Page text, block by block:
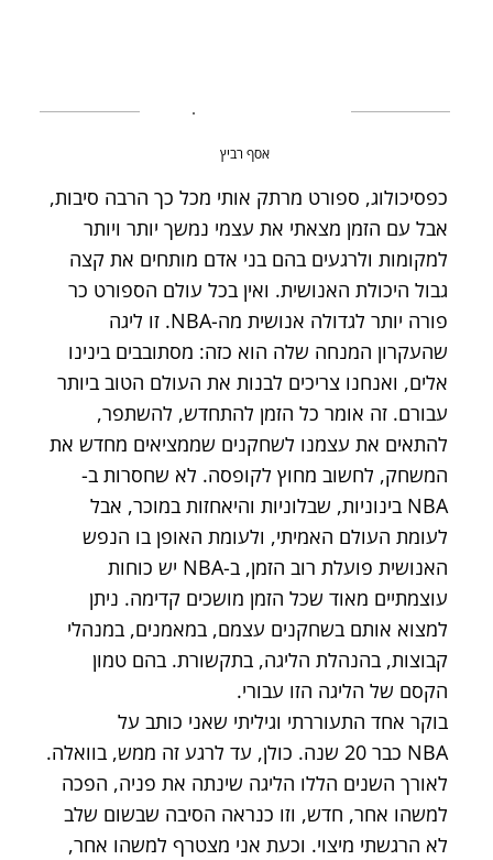
אסף רביץ
כפסיכולוג, ספורט מרתק אותי מכל כך הרבה סיבות,
אבל עם הזמן מצאתי את עצמי נמשך יותר ויותר
למקומות ולרגעים בהם בני אדם מותחים את קצה
גבול היכולת האנושית. ואין בכל עולם הספורט כר
פורה יותר לגדולה אנושית מה-NBA. זו ליגה
שהעקרון המנחה שלה הוא כזה: מסתובבים בינינו
אלים, ואנחנו צריכים לבנות את העולם הטוב ביותר
עבורם. זה אומר כל הזמן להתחדש, להשתפר,
להתאים את עצמנו לשחקנים שממציאים מחדש את
המשחק, לחשוב מחוץ לקופסה. לא שחסרות ב-
NBA בינוניות, שבלוניות והיאחזות במוכר, אבל
לעומת העולם האמיתי, ולעומת האופן בו הנפש
האנושית פועלת רוב הזמן, ב-NBA יש כוחות
עוצמתיים מאוד שכל הזמן מושכים קדימה. ניתן
למצוא אותם בשחקנים עצמם, במאמנים, במנהלי
קבוצות, בהנהלת הליגה, בתקשורת. בהם טמון
הקסם של הליגה הזו עבורי.
בוקר אחד התעוררתי וגיליתי שאני כותב על
NBA כבר 20 שנה. כולן, עד לרגע זה ממש, בוואלה.
לאורך השנים הללו הליגה שינתה את פניה, הפכה
למשהו אחר, חדש, וזו כנראה הסיבה שבשום שלב
לא הרגשתי מיצוי. וכעת אני מצטרף למשהו אחר,